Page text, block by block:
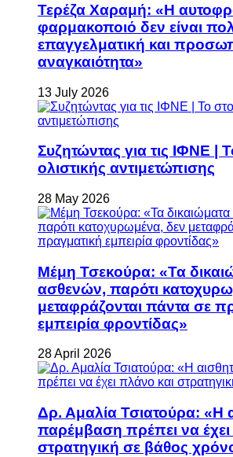
Τερέζα Χαραμή: «Η
φαρμακοποιό δεν είναι
επαγγελματική και
αναγκαιότητα»
13 July 2026
Συζητώντας για τις ΙΦΝΕ |
ολιστικής αντιμετώπισης
28 May 2026
Μέμη Τσεκούρα: «Τα
ασθενών, παρότι
μεταφράζονται πάντα σε
εμπειρία φροντίδας»
28 April 2026
Δρ. Αμαλία Τσιατούρα: «Η
παρέμβαση πρέπει να
στρατηγική σε βάθος